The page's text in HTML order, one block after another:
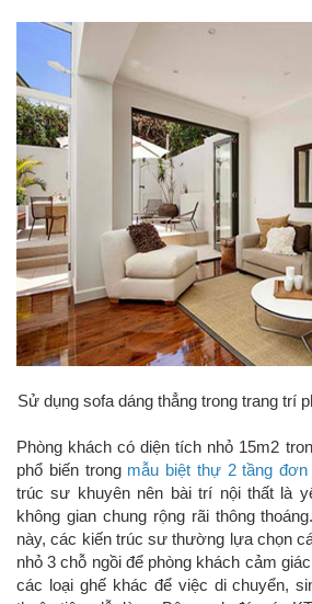
Sử dụng sofa dáng thẳng trong trang trí
Phòng khách có diện tích nhỏ 15m2
phổ biến trong mẫu biệt thự 2 tầng đơn
trúc sư khuyên nên bài trí nội thất là
không gian chung rộng rãi thông
này, các kiến trúc sư thường lựa chọn
nhỏ 3 chỗ ngồi để phòng khách cảm
các loại ghế khác để việc di chuyển,